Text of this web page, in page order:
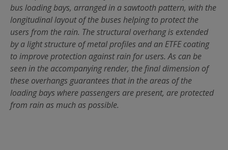
bus loading bays, arranged in a sawtooth pattern, with the
longitudinal layout of the buses helping to protect the
users from the rain. The structural overhang is extended
by a light structure of metal profiles and an ETFE coating
to improve protection against rain for users. As can be
seen in the accompanying render, the final dimension of
these overhangs guarantees that in the areas of the
loading bays where passengers are present, are protected
from rain as much as possible.